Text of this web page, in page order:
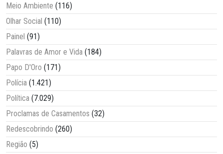
Meio Ambiente (116)
Olhar Social (110)
Painel (91)
Palavras de Amor e Vida (184)
Papo D'Oro (171)
Polícia (1.421)
Política (7.029)
Proclamas de Casamentos (32)
Redescobrindo (260)
Região (5)